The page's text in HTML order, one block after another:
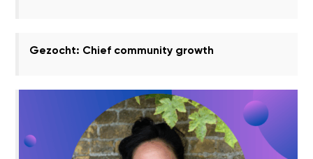
Gezocht: Chief community growth